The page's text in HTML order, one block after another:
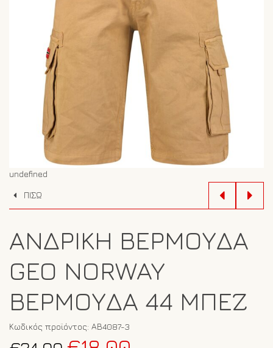
undefined
ΠΙΣΩ
ΑΝΔΡΙΚΉ ΒΕΡΜΟΎΔΑ
GEO NORWAY
ΒΕΡΜΟΎΔΑ 44 ΜΠΕΖ
Κωδικός προϊόντος: ΑΒ4087-3
Original